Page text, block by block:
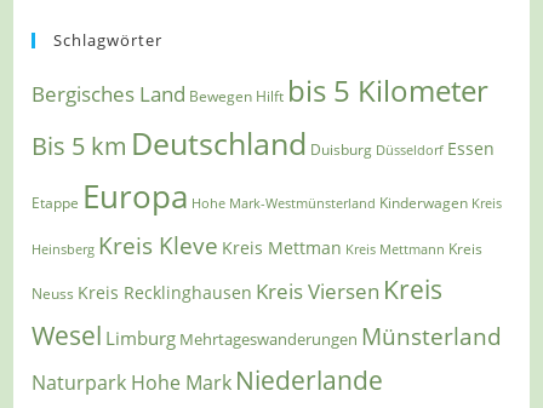
Schlagwörter
Bergisches Land Bewegen Hilft bis 5 Kilometer
Bis 5 km Deutschland Duisburg Düsseldorf Essen
Etappe Europa Hohe Mark-Westmünsterland Kinderwagen Kreis
Heinsberg Kreis Kleve Kreis Mettman Kreis Mettmann Kreis
Neuss Kreis Recklinghausen Kreis Viersen Kreis
Wesel Limburg Mehrtageswanderungen Münsterland
Naturpark Hohe Mark Niederlande